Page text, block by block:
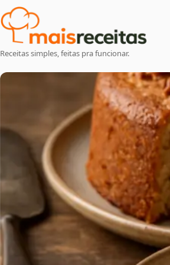
Receitas simples, feitas pra funcionar.